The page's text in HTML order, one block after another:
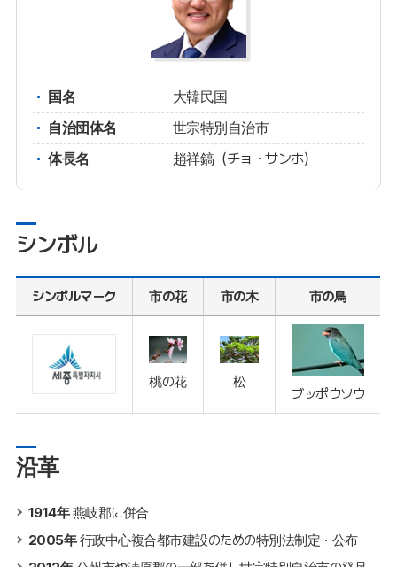
国名
大韓民国
自治団体名
世宗特別自治市
体長名
趙祥鎬（チョ・サンホ）
シンボル
シンボルマーク 市の花 市の木 市の鳥
桃の花 松
ブッポウソウ
沿革
1914年燕岐郡に併合
2005年行政中心複合都市建設のための特別法制定・公布